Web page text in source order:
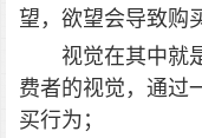
望，欲望会导致购
视觉在其中就
费者的视觉，通过
买行为；